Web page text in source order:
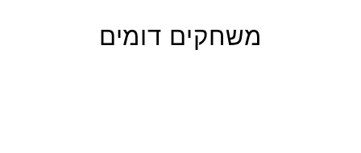
משחקים דומים